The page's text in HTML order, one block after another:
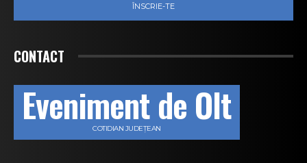
ÎNSCRIE-TE
CONTACT
Eveniment de Olt
COTIDIAN JUDEȚEAN